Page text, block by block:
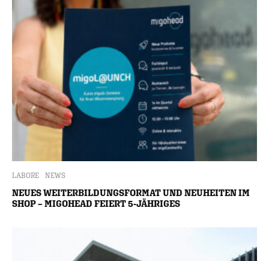
LABORE NEWS
NEUES WEITERBILDUNGSFORMAT UND NEUHEITEN IM
SHOP – MIGOHEAD FEIERT 5-JÄHRIGES